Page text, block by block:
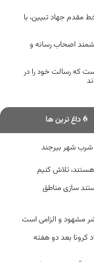
مقدم جهاد تبیین، با
اصحاب رسانه و
که رسالت خود را در
داغ ترین ها
شرب شهر بیرجند
تلاش کنیم
سازی مناطق
مشهود و الزامی است
بعد دو هفته